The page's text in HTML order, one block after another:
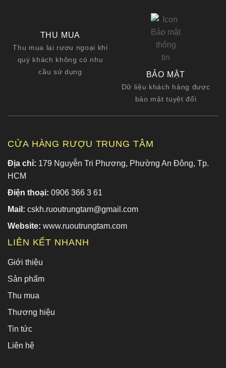
THU MUA
Thu mua lại rượu ngoại khi
quý khách không có nhu
cầu sử dụng
BẢO MẬT
Dữ liệu khách hàng được
bảo mật tuyệt đối
CỬA HÀNG RƯỢU TRUNG TÂM
Địa chỉ: 179 Nguyễn Tri Phương, Phường An Đông, Tp.
HCM
Điện thoại: 0906 366 3 61
Mail: cskh.ruoutrungtam@gmail.com
Website: www.ruoutrungtam.com
LIÊN KẾT NHANH
Giới thiệu
Sản phẩm
Thu mua
Thương hiệu
Tin tức
Liên hệ